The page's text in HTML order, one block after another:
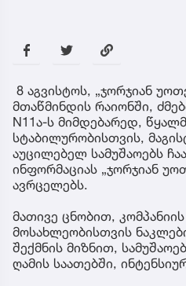
8 აგვისტოს, „ჯორჯიან
მთაწმინდის რაიონში,
N11ა-ს მიმდებარედ,
სტაბილურობისთვის,
აუცილებელ სამუშაოებს
ინფორმაციას „ჯორჯიან
ავრცელებს.
მათივე ცნობით,
მოსახლეობისთვის
შექმნის მიზნით,
ღამის საათებში,